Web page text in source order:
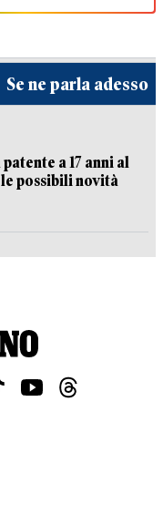
Se ne parla adesso
a 17 anni al
possibili novità